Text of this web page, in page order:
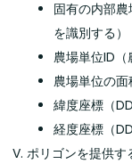
固有の内部
を識別する）
農場単位ID（
農場単位の面
緯度座標（DD
経度座標（DD
ポリゴンを提供す